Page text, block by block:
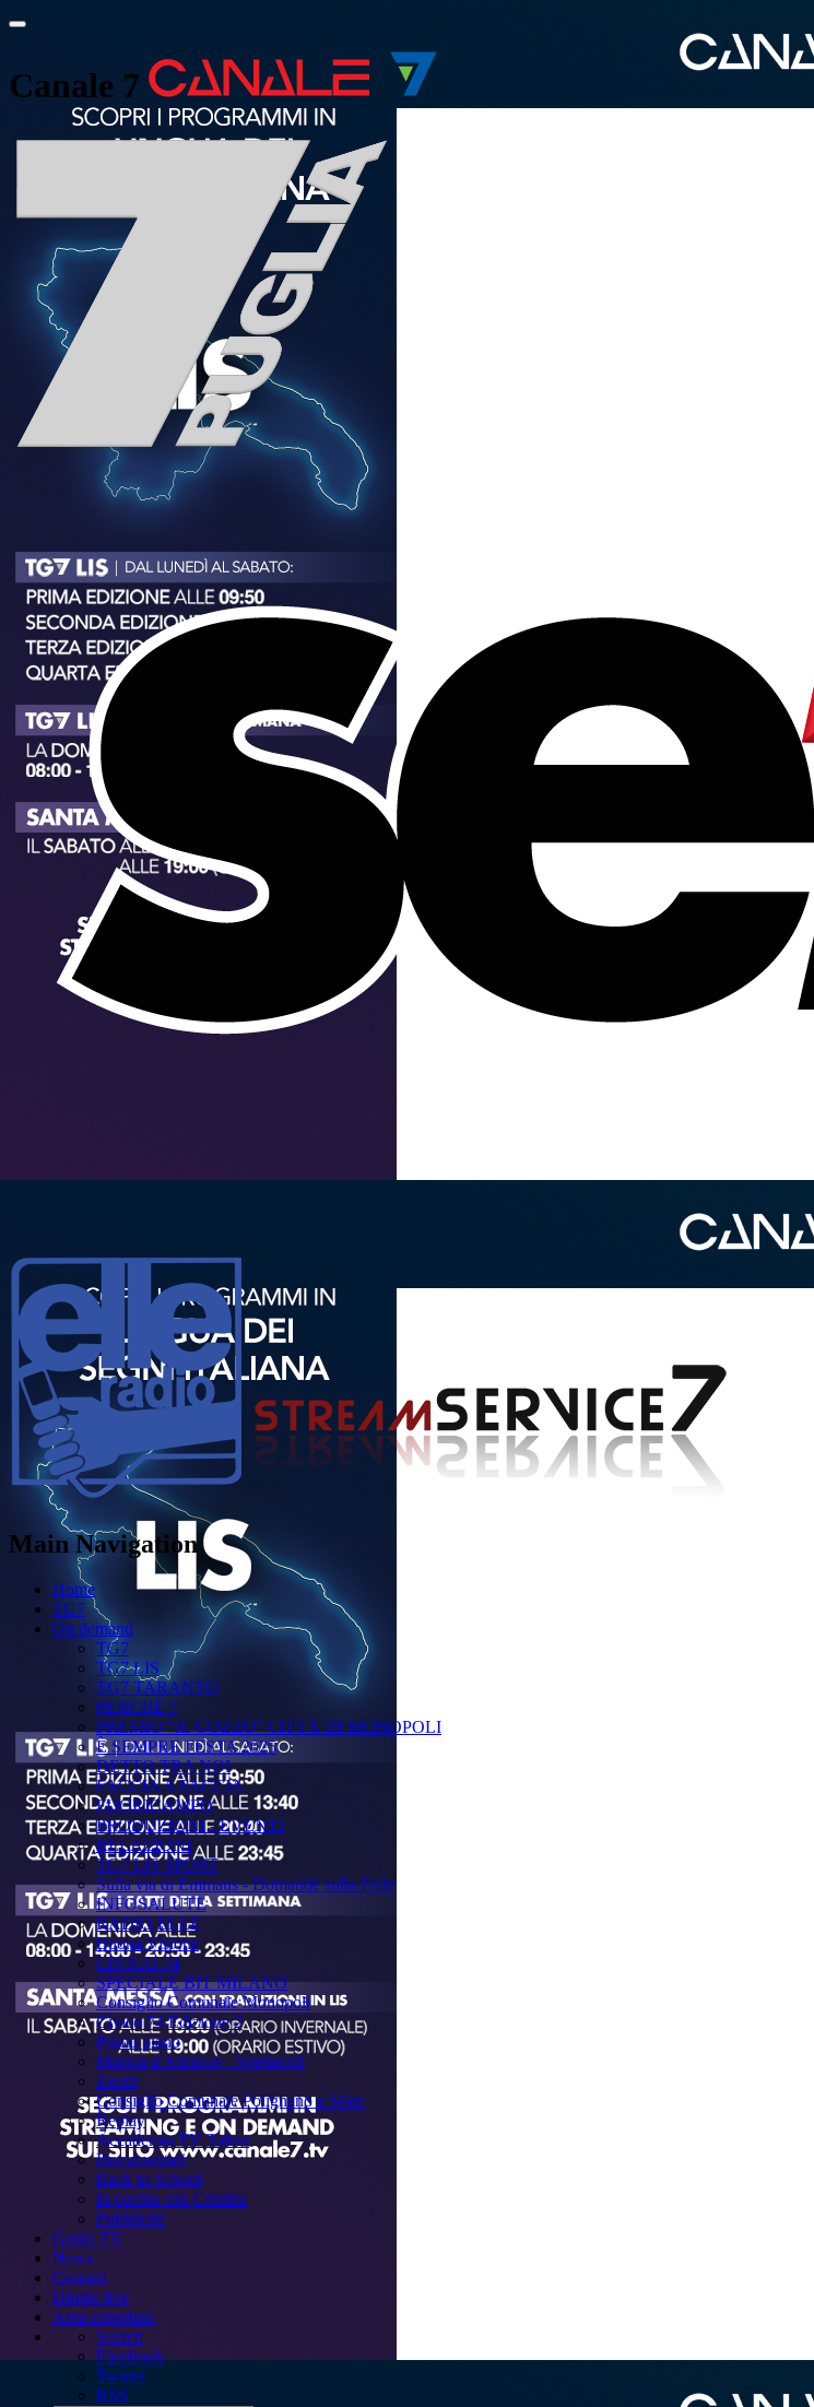
Canale 7
Main Navigation
Home
TG7
On demand
TG7
TG7 LIS
TG7 TARANTO
PERCHÉ ?
PREMIO "IL GOZZO" CITTÀ DI MONOPOLI
È SEMPRE FESTA 2025
DETTO TRA NOI
FACCIA A FACCIA
FUORICAMPO
PRODUZIONI - EVENTI
RELAZIONI
TG7 LIS SPORT
Sulla via di Emmaus - Domande sulla Fede
INFOSALUTE
RADIO ELLE
Buona Visione
CIVICO 74
SPECIALE BIT MILANO
Consiglio Comunale Monopoli
Civico 74 Edizione 2
Primo piano
Musica d'Attracco - Spettacoli
Zoom
Consiglio Comunale Polignano a Mare
Replay
Accademia TV Talent
Documentari
Back to School
In cucina con Cristina
Pubblicità
Guida TV
News
Contatti
Dirette live
Area copertura
Search
Facebook
Twitter
RSS